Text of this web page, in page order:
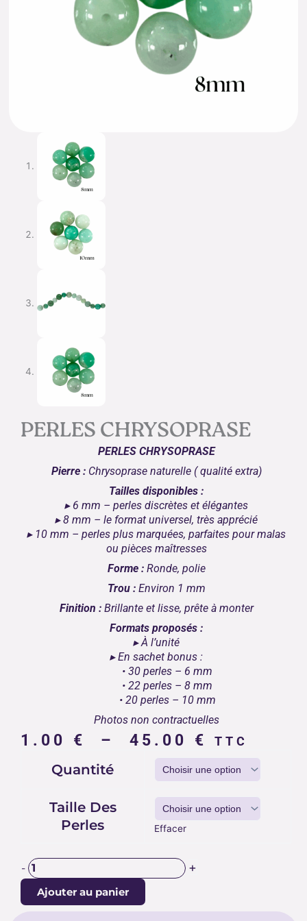
PERLES CHRYSOPRASE
PERLES CHRYSOPRASE
Pierre : Chrysoprasenaturelle ( qualité extra)
Tailles disponibles :
▸ 6 mm – perles discrètes et élégantes
▸ 8 mm – le format universel, très apprécié
▸ 10 mm – perles plus marquées, parfaites pour malas
ou pièces maîtresses
Forme :Ronde, polie
Trou :Environ 1 mm
Finition :Brillante et lisse, prête à monter
Formats proposés :
▸ À l’unité
▸ En sachet bonus :
• 30 perles – 6 mm
• 22 perles – 8 mm
• 20 perles – 10 mm
Photos non contractuelles
1.00 € – 45.00 € Plage
de
prix :
à
45.00 €
TTC
Quantité
Taille Des
Perles
Effacer
-
CHRYSOPRASE
+
Ajouter au panier